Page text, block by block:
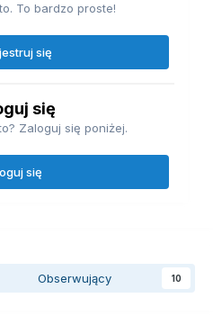
To bardzo proste!
się
się
Zaloguj się poniżej.
się
Obserwujący 10